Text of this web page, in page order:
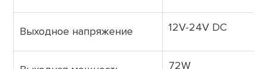
Выходное напряжение 12V-24V DC
72W